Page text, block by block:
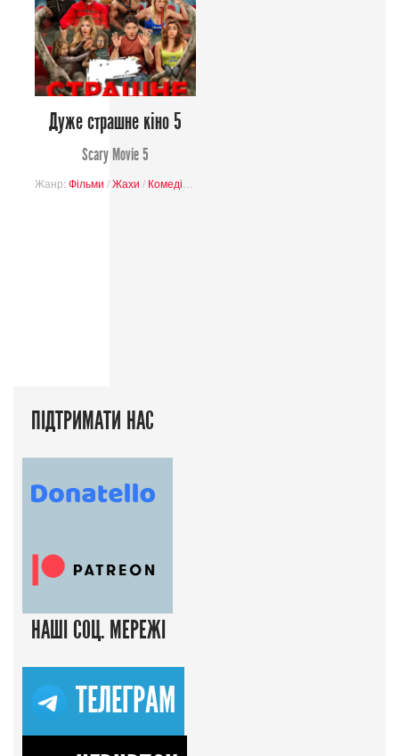
Дуже страшне кіно 5
Scary Movie 5
Жанр: Фільми /Жахи / Комедія
ПІДТРИМАТИ НАС
НАШІ СОЦ. МЕРЕЖІ
ТЕЛЕГРАМ